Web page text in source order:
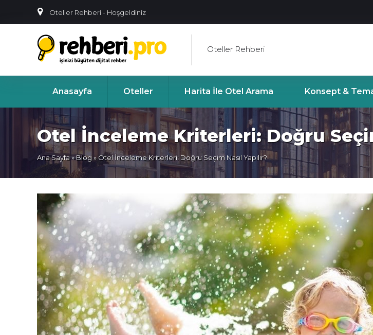
Oteller Rehberi - Hoşgeldiniz
Oteller Rehberi
Anasayfa Oteller Harita İle Otel Arama Konsept &
Otel İnceleme Kriterleri: Doğru
Ana Sayfa»Blog» Otel İnceleme Kriterleri: Doğru Seçim Nasıl Yapılır?